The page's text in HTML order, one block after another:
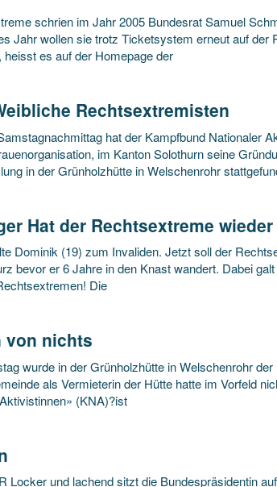
schrien im Jahr 2005 Bundesrat Samuel
Jahr wollen sie trotz Ticketsystem erneut auf der
es auf der Homepage der
Rechtsextremisten
hat der Kampfbund Nationaler
im Kanton Solothurn seine
in der Grünholzhütte in Welschenrohr
Hat der Rechtsextreme
Dominik (19) zum Invaliden. Jetzt soll der
bevor er 6 Jahre in den Knast wandert. Dabei
Die
von nichts
wurde in der Grünholzhütte in Welschenrohr
als Vermieterin der Hütte hatte im Vorfeld
(KNA)?ist
Locker und lachend sitzt die Bundespräsidentin